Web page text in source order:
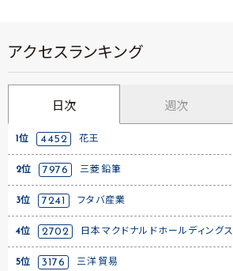
アクセスランキング
日次 週次
1位 4452 花王
2位 7976 三菱鉛筆
3位 7241 フタバ産業
4位 2702 日本マクドナルドホールディングス
5位 3176 三洋貿易